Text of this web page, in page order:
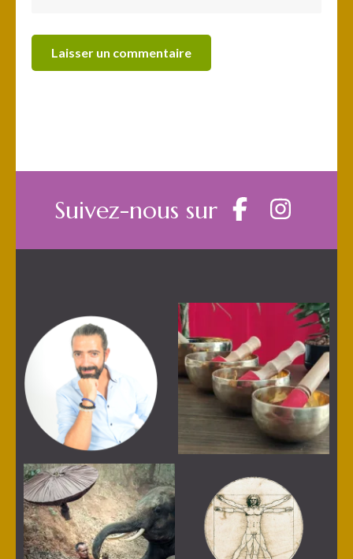
Suivez-nous sur